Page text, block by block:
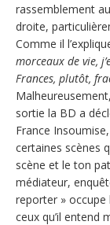
rassemblement
droite,
Comme il
morceaux de vie,
Frances, plutôt,
sortie la BD a
France
certaines scènes
scène et le ton
médiateur,
reporter »
ceux qu’il entend